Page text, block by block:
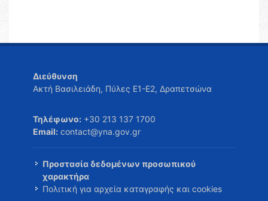
Διεύθυνση
Ακτή Βασιλειάδη, Πύλες Ε1-Ε2, Δραπετσώνα
Τηλέφωνο: +30 213 137 1700
Email: contact@yna.gov.gr
Προστασία δεδομένων προσωπικού
χαρακτήρα
Πολιτική για αρχεία καταγραφής και cookies